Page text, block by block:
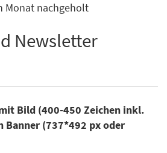
Monat nachgeholt
Newsletter
Bild (400-450 Zeichen inkl.
Banner (737*492 px oder